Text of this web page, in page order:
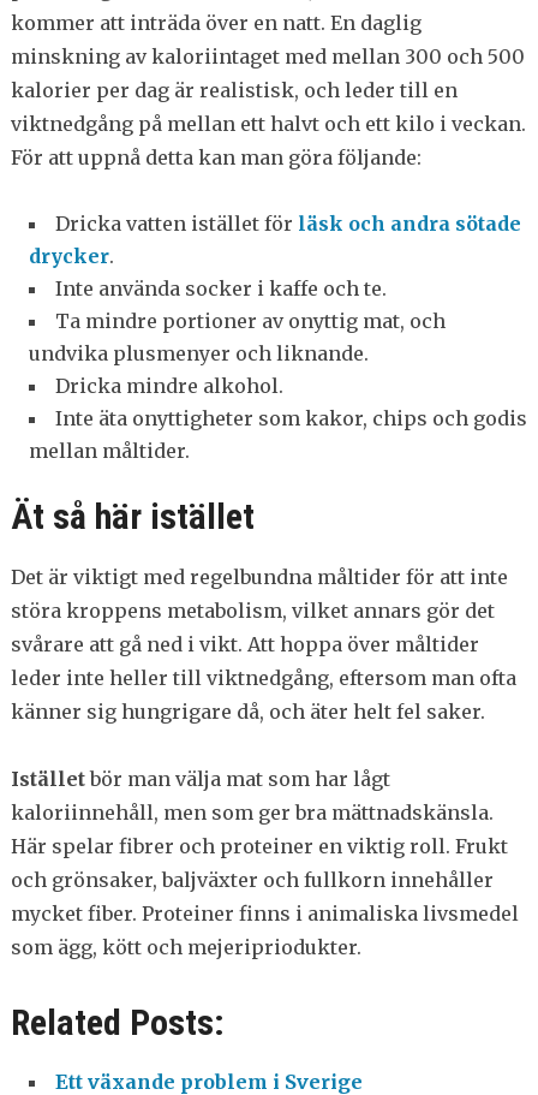
kommer att inträda över en natt. En daglig
minskning av kaloriintaget med mellan 300 och 500
kalorier per dag är realistisk, och leder till en
viktnedgång på mellan ett halvt och ett kilo i veckan.
För att uppnå detta kan man göra följande:
Dricka vatten istället för läsk och andra sötade
drycker.
Inte använda socker i kaffe och te.
Ta mindre portioner av onyttig mat, och
undvika plusmenyer och liknande.
Dricka mindre alkohol.
Inte äta onyttigheter som kakor, chips och godis
mellan måltider.
Ät så här istället
Det är viktigt med regelbundna måltider för att inte
störa kroppens metabolism, vilket annars gör det
svårare att gå ned i vikt. Att hoppa över måltider
leder inte heller till viktnedgång, eftersom man ofta
känner sig hungrigare då, och äter helt fel saker.
Iställetbör man välja mat som har lågt
kaloriinnehåll, men som ger bra mättnadskänsla.
Här spelar fibrer och proteiner en viktig roll. Frukt
och grönsaker, baljväxter och fullkorn innehåller
mycket fiber. Proteiner finns i animaliska livsmedel
som ägg, kött och mejeripriodukter.
Related Posts:
Ett växande problem i Sverige